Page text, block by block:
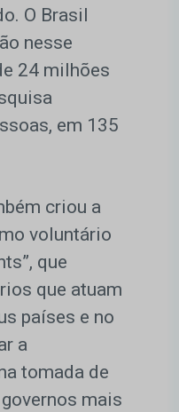
O Brasil
nesse
24 milhões
em 135
criou a
voluntário
que
que atuam
países e no
a
tomada de
mais